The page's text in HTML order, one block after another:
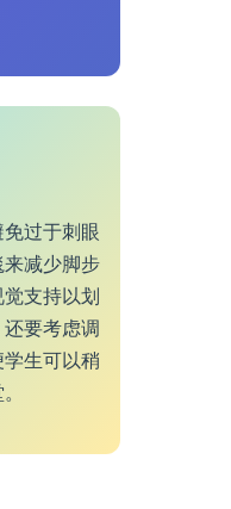
过于刺眼
减少脚步
支持以划
要考虑调
生可以稍